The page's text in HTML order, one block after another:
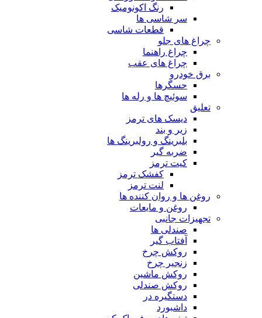
رنگ اکونومیک
سر شاسی ها
قطعات شاسی
چراغ های جلو
چراغ راهنما
چراغ های عقب
برق خودرو
حسگرها
سوئیچ ها و رله ها
تعلیق
دیسک های ترمز
زیر و بند
بلبرینگ و رولبرینگ ها
ضربه گیر
کیت ترمز
کفشک ترمز
لنت ترمز
روغن ها و روان کننده ها
روغن و مایعات
تجهیزات جانبی
صندلی ها
آفتاب گیر
روکش چرخ
زنجیر چرخ
روکش ماشین
روکش صندلی
دستگیره در
داشبورد